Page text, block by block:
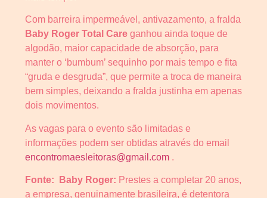
Com barreira impermeável, antivazamento, a fralda
Baby Roger Total Care ganhou ainda toque de
algodão, maior capacidade de absorção, para
manter o ‘bumbum’ sequinho por mais tempo e fita
“gruda e desgruda”, que permite a troca de maneira
bem simples, deixando a fralda justinha em apenas
dois movimentos.
As vagas para o evento são limitadas e
informações podem ser obtidas através do email
encontromaesleitoras@gmail.com .
Fonte: Baby Roger: Prestes a completar 20 anos,
a empresa, genuinamente brasileira, é detentora